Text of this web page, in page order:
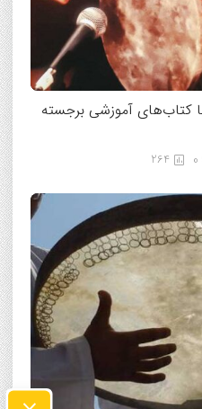
با کتاب‌های آموزشی برجسته
264